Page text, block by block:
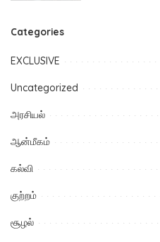
Categories
EXCLUSIVE
Uncategorized
அரசியல்
ஆன்மீகம்
கல்வி
குற்றம்
சூழல்